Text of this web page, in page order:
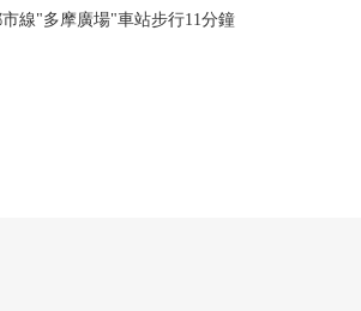
線"多摩廣場"車站步行11分鐘
小區的特徴━━━━━・・・